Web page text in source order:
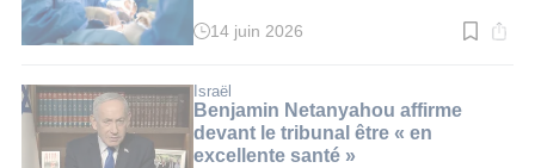
Temps
:
3
min.
14 juin 2026
Israël
Benjamin Netanyahou affirme
devant le tribunal être « en
excellente santé »